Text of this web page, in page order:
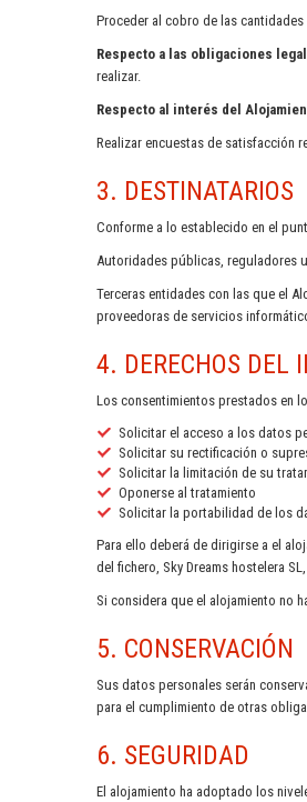
Proceder al cobro de las
Respecto a las obligaciones
realizar.
Respecto al interés del
Realizar encuestas de satisfacción
3. DESTINATARIOS
Conforme a lo establecido en el
Autoridades públicas, reguladores
Terceras entidades con las que el
proveedoras de servicios
4. DERECHOS DEL
Los consentimientos prestados en
Solicitar el acceso a los datos
Solicitar su rectificación o
Solicitar la limitación de su
Oponerse al tratamiento
Solicitar la portabilidad de los
Para ello deberá de dirigirse a el
del fichero, Sky Dreams hostelera
Si considera que el alojamiento no
5. CONSERVACIÓN
Sus datos personales serán
para el cumplimiento de otras
6. SEGURIDAD
El alojamiento ha adoptado los